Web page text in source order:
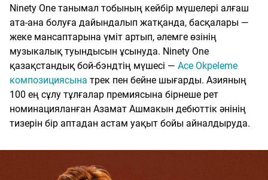
Ninety One танымал тобының кейбір мүшелері алғаш
ата-ана болуға дайындалып жатқанда, басқалары —
жеке мансаптарына үміт артып, әлемге өзінің
музыкалық туындысын ұсынуда. Ninety One
қазақстандық бой-бэндтің мүшесі — Ace Okpeleme
композициясына трек пен бейне шығарды. Азияның
100 ең сұлу тұлғалар премиясына бірнеше рет
номинацияланған Азамат Ашмакын дебюттік әнінің
тизерін бір аптадан астам уақыт бойы айналдыруда.